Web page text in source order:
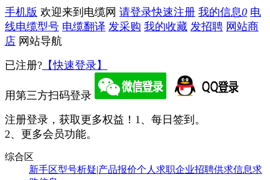
手机版 欢迎来到电缆网 请登录快速注册 我的信息0 电
线电缆型号 电缆翻译 发采购 我的收藏 发招聘 网站商
店 网站导航
已注册? 【快速登录】
用第三方扫码登录
注册登录，获取更多权益！ 1、每日签到。
2、更多会员功能。
综合区
新手区型号析疑|产品报价个人求职企业招聘供求信息求